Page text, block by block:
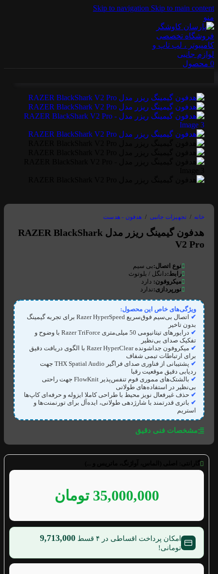
Skip to navigation Skip to main content
منو
0 محصول
خانه / تجهیزات جانبی / هدفون - هدست
هدفون گیمینگ ریزر مدل RAZER BlackShark
V2 Pro
نوع اتصال:بی سیم
رابط:دانگل / بلوتوث
میکروفون: دارد
نورپردازی:ندارد
ویژگی‌های خاص این محصول:
✔
اتصال بی‌سیم فوق‌سریع Razer HyperSpeed برای تجربه گیمینگ
بدون تاخیر
✔
درایورهای تیتانیومی 50 میلی‌متری Razer TriForce با وضوح و
تفکیک صدای بی‌نظیر
✔
میکروفون جداشونده Razer HyperClear با الگوی دریافت دقیق
برای ارتباطات تیمی شفاف
✔
پشتیبانی از فناوری صدای فراگیر THX Spatial Audio جهت
ردیابی دقیق موقعیت رقبا
✔
بالشتک‌های مموری فوم تنفس‌پذیر FlowKnit جهت راحتی
بی‌نظیر در استفاده‌های طولانی
✔ حذف غیرفعال نویز محیط با طراحی کاملا ایزوله و حرفه‌ای کاپ‌ها
✔ باتری قدرتمند با شارژدهی طولانی، ایده‌آل برای تورنمنت‌ها و
استریم
مشخصات فنی دقیق
35,000,000 تومان
امکان پرداخت اقساطی در ۴ قسط 9,713,000
تومانی!